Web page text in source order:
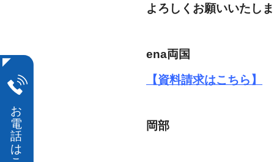
よろしくお願いいたし
ena両国
【資料請求はこちら】
岡部